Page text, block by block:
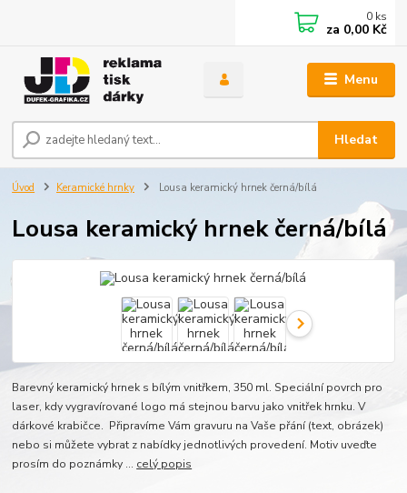
Menu
Hledat
0 ks
za 0,00 Kč
Úvod Keramické hrnky Lousa keramický hrnek černá/bílá
Lousa keramický hrnek černá/bílá
Barevný keramický hrnek s bílým vnitřkem, 350 ml. Speciální povrch pro
laser, kdy vygravírované logo má stejnou barvu jako vnitřek hrnku. V
dárkové krabičce. Připravíme Vám gravuru na Vaše přání (text, obrázek)
nebo si můžete vybrat z nabídky jednotlivých provedení. Motiv uveďte
prosím do poznámky ... celý popis